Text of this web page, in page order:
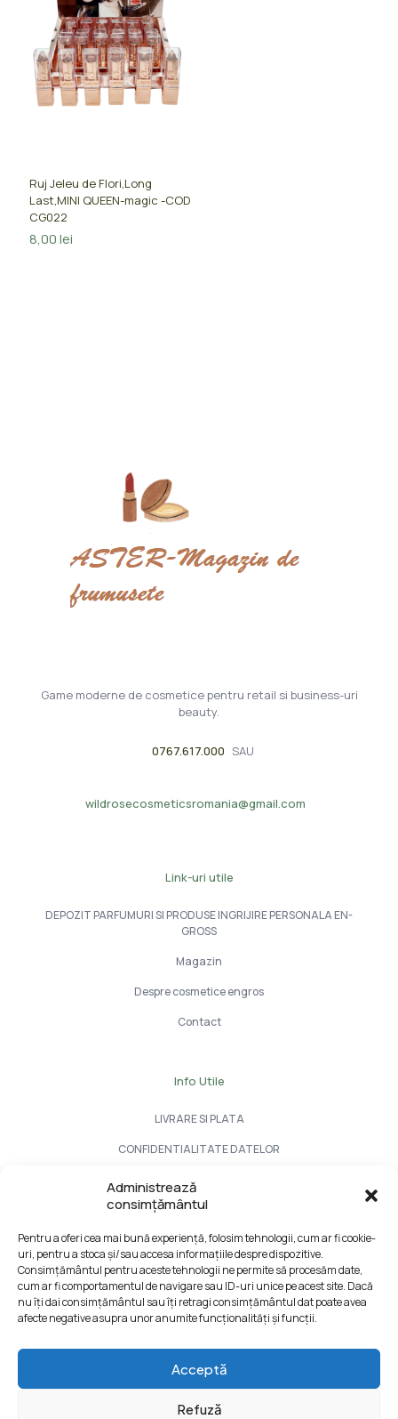
Administrează
consimțământul
Pentru a oferi cea mai bună experiență, folosim tehnologii, cum ar fi cookie-
uri, pentru a stoca și/sau accesa informațiile despre dispozitive.
Consimțământul pentru aceste tehnologii ne permite să procesăm date,
cum ar fi comportamentul de navigare sau ID-uri unice pe acest site. Dacă
nu îți dai consimțământul sau îți retragi consimțământul dat poate avea
afecte negative asupra unor anumite funcționalități și funcții.
Acceptă
Refuză
Ruj Jeleu de Flori,Long
Last,MINI QUEEN-magic -COD
CG022
8,00lei
Game moderne de cosmetice pentru retail si business-uri
beauty.
0767.617.000 SAU
wildrosecosmeticsromania@gmail.com
Link-uri utile
DEPOZIT PARFUMURI SI PRODUSE INGRIJIRE PERSONALA EN-
GROSS
Magazin
Despre cosmetice engros
Contact
Info Utile
LIVRARE SI PLATA
CONFIDENTIALITATE DATELOR
TERMENI SI CONDITII
Formular retur